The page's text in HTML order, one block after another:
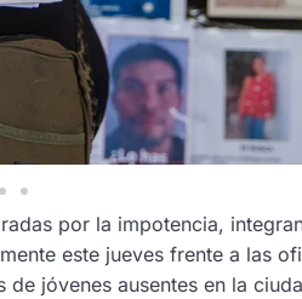
por la impotencia,
este jueves frente a las
jóvenes ausentes en la